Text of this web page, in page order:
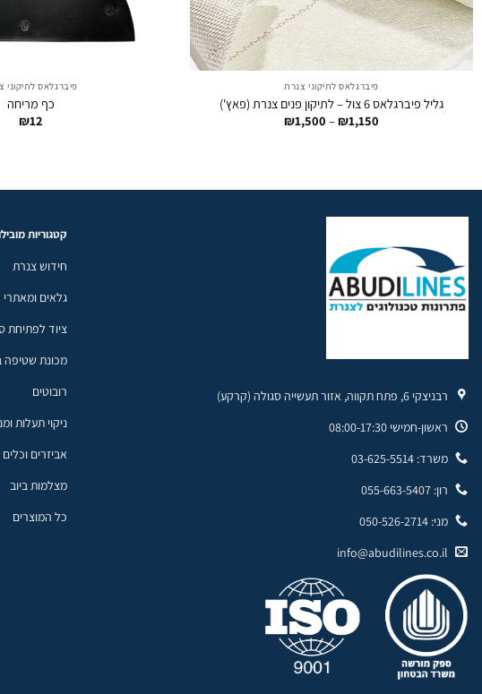
פיברגלאס לתיקוני צנרת
גליל פיברגלאס 6 צול – לתיקון פנים צנרת (פאץ')
₪1,150
–
₪1,500 טווח
פיברגלאס לתיקוני
כף מריחה
₪12
רבניצקי 6, פתח תקווה, אזור תעשייה סגולה (קרקע)
ראשון-חמישי 08:00-17:30
משרד: 03-625-5514
רון: 055-663-5407
מני: 050-526-2714
info@abudilines.co.il
קטגוריות
חידוש צנרת
גלאים
ציוד לפתיחת
מכונת שטיפה
רובוטים
ניקוי תעלות
אביזרים וכלים
מצלמות ביוב
כל המוצרים